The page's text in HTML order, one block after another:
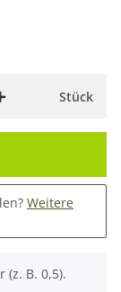
Stück
Weitere
B. 0,5).